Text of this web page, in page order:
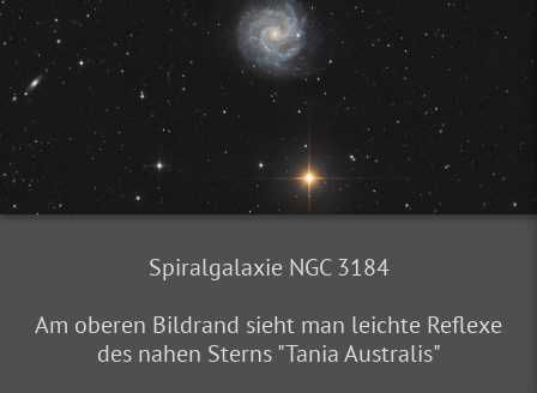
Spiralgalaxie NGC 3184
Am oberen Bildrand sieht man leichte Reflexe
des nahen Sterns "Tania Australis"